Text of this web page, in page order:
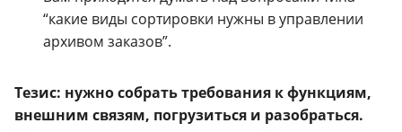
“какие виды сортировки нужны в управлении
архивом заказов”.
Тезис: нужно собрать требования к функциям,
внешним связям, погрузиться и разобраться.